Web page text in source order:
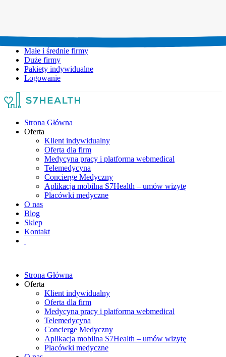
Małe i średnie firmy
Duże firmy
Pakiety indywidualne
Logowanie
Strona Główna
Oferta
Klient indywidualny
Oferta dla firm
Medycyna pracy i platforma webmedical
Telemedycyna
Concierge Medyczny
Aplikacja mobilna S7Health – umów wizytę
Placówki medyczne
O nas
Blog
Sklep
Kontakt
Strona Główna
Oferta
Klient indywidualny
Oferta dla firm
Medycyna pracy i platforma webmedical
Telemedycyna
Concierge Medyczny
Aplikacja mobilna S7Health – umów wizytę
Placówki medyczne